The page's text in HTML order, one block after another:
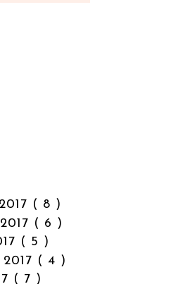
( 8 )
( 6 )
( 5 )
( 4 )
( 7 )